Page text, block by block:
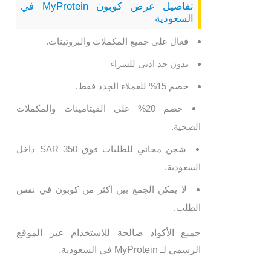
تفاصيل عرض كوبون MyProtein في
السعودية
فعال على جميع المكملات والبروتينات.
بدون حد ادنى للشراء
خصم 15% للعملاء الجدد فقط.
خصم 20% على الفيتامينات والمكملات
الصحية.
شحن مجاني للطلبات فوق 350 SAR داخل
السعودية.
لا يمكن الجمع بين أكثر من كوبون في نفس
الطلب.
جميع الأكواد صالحة للاستخدام عبر الموقع
الرسمي لـ MyProtein في السعودية.